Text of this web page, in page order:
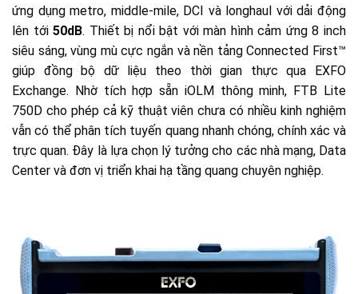
ứng dụng metro, middle-mile, DCI và longhaul với dải động
lên tới50dB. Thiết bị nổi bật với màn hình cảm ứng 8 inch
siêu sáng, vùng mù cực ngắn và nền tảng Connected First™
giúp đồng bộ dữ liệu theo thời gian thực qua EXFO
Exchange. Nhờ tích hợp sẵn iOLM thông minh, FTB Lite
750D cho phép cả kỹ thuật viên chưa có nhiều kinh nghiệm
vẫn có thể phân tích tuyến quang nhanh chóng, chính xác và
trực quan. Đây là lựa chọn lý tưởng cho các nhà mạng, Data
Center và đơn vị triển khai hạ tầng quang chuyên nghiệp.